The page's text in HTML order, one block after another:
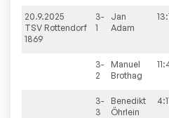
20.9.2025
TSV Rottendorf
1869
3-
1
Jan
Adam
3-
2
Manuel
Brothag
3-
3
Benedikt
Öhrlein